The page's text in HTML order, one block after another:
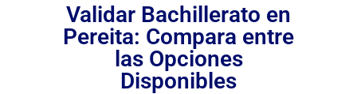
Validar Bachillerato en
Pereita: Compara entre
las Opciones
Disponibles